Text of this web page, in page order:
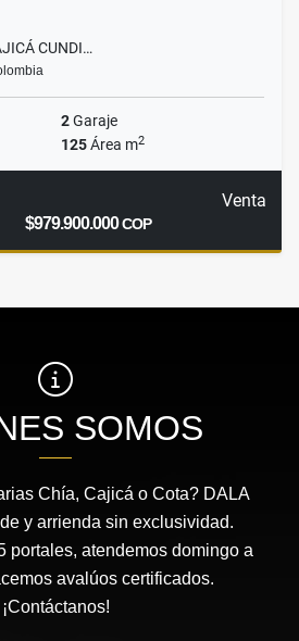
CUNDI…
2Garaje
125Área m2
Venta
$979.900.000COP
SOMOS
Chía, Cajicá o Cota? DALA
y arrienda sin exclusividad.
portales, atendemos domingo a
avalúos certificados.
¡Contáctanos!